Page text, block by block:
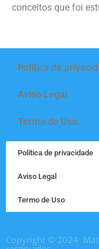
conceitos que foi
Política de
Aviso Legal
Termo de Uso
Política de privacidade
Aviso Legal
Termo de Uso
Copyright © 2024